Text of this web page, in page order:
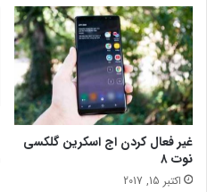
ی
ک
ا
ع
ر
ض
ه
م
ی
ش
گ
ا
ن
ب
ر
ا
س
ا
س
آ
غیر فعال کردن اج اسکرین گلکسی
نوت ۸
اکتبر 15, 2017